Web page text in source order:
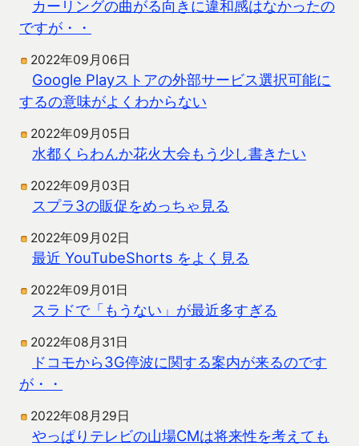
カーリングの曲がる向きに違和感はなかったの
ですが・・
2022年09月06日
Google Playストアの外部サービス選択可能に
するの意味がよくわからない
2022年09月05日
水都くらわんか花火大会もう少し書きたい
2022年09月03日
スプラ3の販促をめっちゃ見る
2022年09月02日
最近 YouTubeShorts をよく見る
2022年09月01日
スラドで「もうない」が最近多すぎる
2022年08月31日
ドコモから3G停波に関する案内が来るのです
が・・
2022年08月29日
やっぱりテレビの山場CMは将来性を考えても